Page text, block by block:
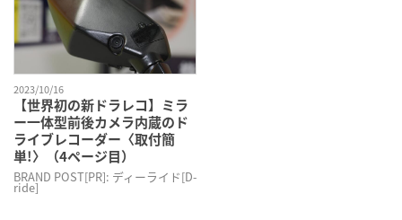
2023/10/16
【世界初の新ドラレコ】ミラ
ー一体型前後カメラ内蔵のド
ライブレコーダー〈取付簡
単!〉（4ページ目）
BRAND POST[PR]: ディーライド[D-
ride]